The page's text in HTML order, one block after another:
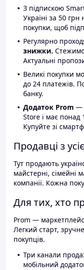
З підпискою
Україні за 50 грн
покупки, щоб
Регулярно
знижки.
Актуальні
Великі покупки
до 24 платежів.
банку.
Додаток Prom —
Store і має понад
Купуйте зі
Продавці з
Тут продають
майстерні, сімейні
компанії. Кожна
Для тих, хто
Prom — маркетплейс
Легкий старт,
покупців.
Три канали
мобільний